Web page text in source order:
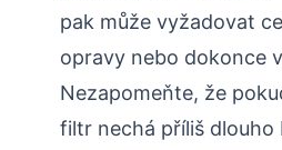
pak může vyžadovat
opravy nebo dokonce
Nezapomeňte, že
filtr nechá příliš dlouho